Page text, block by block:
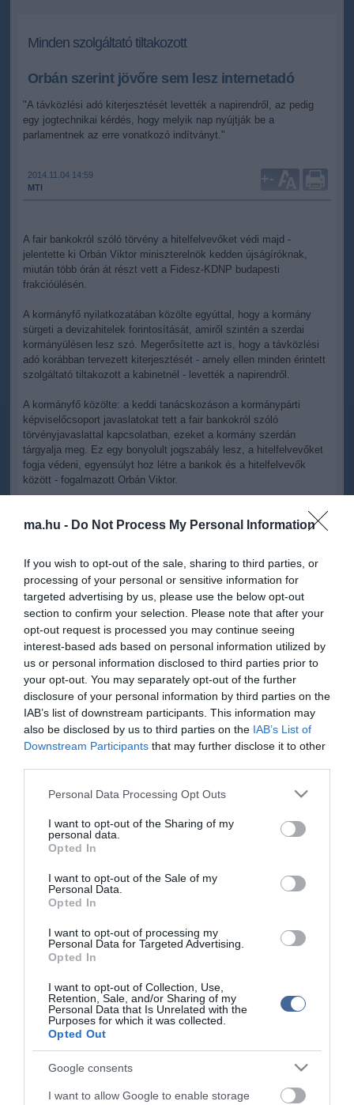
ma.hu - Do Not Process My Personal Information
If you wish to opt-out of the sale, sharing to third parties, or
processing of your personal or sensitive information for
targeted advertising by us, please use the below opt-out
section to confirm your selection. Please note that after your
opt-out request is processed you may continue seeing
interest-based ads based on personal information utilized by
us or personal information disclosed to third parties prior to
your opt-out. You may separately opt-out of the further
disclosure of your personal information by third parties on the
IAB’s list of downstream participants. This information may
also be disclosed by us to third parties on the IAB’s List of
Downstream Participants that may further disclose it to other
Please note that this website/app uses one or more Google
not limited to your visit or usage behaviour. You may click to
grant or deny consent to Google and its third-party tags to
use your data for below specified purposes in below Google
consent section.
Personal Data Processing Opt Outs
I want to opt-out of the Sharing of my
personal data.
Opted In
I want to opt-out of the Sale of my
Personal Data.
Opted In
I want to opt-out of processing my
Personal Data for Targeted Advertising.
Opted In
I want to opt-out of Collection, Use,
Retention, Sale, and/or Sharing of my
Personal Data that Is Unrelated with the
Purposes for which it was collected.
Opted Out
Google consents
I want to allow Google to enable storage
Minden szolgáltató tiltakozott
Orbán szerint jövőre sem lesz internetadó
"A távközlési adó kiterjesztését levették a napirendről, az pedig
egy jogtechnikai kérdés, hogy melyik nap nyújtják be a
parlamentnek az erre vonatkozó indítványt."
2014.11.04 14:59
MTI
+-
A fair bankokról szóló törvény a hitelfelvevőket védi majd -
jelentette ki Orbán Viktor miniszterelnök kedden újságíróknak,
miután több órán át részt vett a Fidesz-KDNP budapesti
frakcióülésén.
A kormányfő nyilatkozatában közölte egyúttal, hogy a kormány
sürgeti a devizahitelek forintosítását, amiről szintén a szerdai
kormányülésen lesz szó. Megerősítette azt is, hogy a távközlési
adó korábban tervezett kiterjesztését - amely ellen minden érintett
szolgáltató tiltakozott a kabinetnél - levették a napirendről.
A kormányfő közölte: a keddi tanácskozáson a kormánypárti
képviselőcsoport javaslatokat tett a fair bankokról szóló
törvényjavaslattal kapcsolatban, ezeket a kormány szerdán
tárgyalja meg. Ez egy bonyolult jogszabály lesz, a hitelfelvevőket
fogja védeni, egyensúlyt hoz létre a bankok és a hitelfelvevők
között - fogalmazott Orbán Viktor.
Varga Mihály nemzetgazdasági miniszter ugyancsak a szerdai
túlesni ezen is", de ebben a kérdésben még nem jött létre
megállapodás a bankszövetséggel.
Orbán Viktor beszélt a távközlési adó korábban tervezett
kiterjesztéséről is. Arra a kérdésre, hogy jövőre lehet-e internetadó,
azt válaszolta: "szerintem nem". Megerősítette: a távközlési adó
kiterjesztését levették a napirendről, az pedig egy jogtechnikai
kérdés, hogy melyik nap nyújtják be a parlamentnek az erre
vonatkozó indítványt.
Közölte azt is, hogy az összes érintett szolgáltató tiltakozott a
kormánynál, személy szerint Varga Mihálynál a tervezett
kiterjesztés ellen. Megemlítette egyúttal, hogy hétfőn telefonon
egy közös fejlesztésről szóló megállapodást a német vállalattal.
"A németeknek is és nekünk is az a célunk, hogy 2018-ra minden
lakásban - Németországban és Magyarországon is - legyen
szélessávú internet. Ebben a Deutsche Telekom kiemelt partner" -
A frakcióülésen téma volt emellett az oktatás átalakítása -
a következő négy év legfontosabb feladata ugyanis szerinte a
versenyképesség javítása, amit elsősorban az oktatási rendszer
"minőségi feljavításán" keresztül tudnak elérni, "tehát oda sok
időszakban".
A kormány célja - folytatta -, hogy "a szakképző intézményekben a
szakképzéssel lehessen foglalkozni, ne pedig az általános
általános iskolában meg nem szerzett tudás pótlására kell
fordítani.